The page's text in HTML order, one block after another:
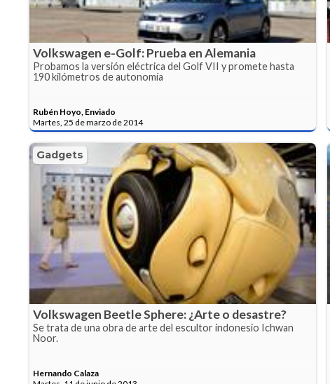
Volkswagen e-Golf: Prueba en Alemania
Probamos la versión eléctrica del Golf VII y promete hasta
190 kilómetros de autonomía
Rubén Hoyo, Enviado
Martes, 25 de marzo de 2014
Gadgets
Volkswagen Beetle Sphere: ¿Arte o desastre?
Se trata de una obra de arte del escultor indonesio Ichwan
Noor.
Hernando Calaza